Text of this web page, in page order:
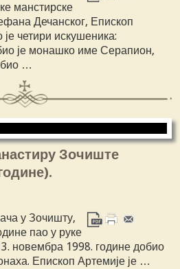
манстирске
Дечанског, Епископ
четири искушеника:
је монашко име Серапион,
…
Зочиште
у Зочишту,
пао у руке
новембра 1998. године добио
Епископ Артемије је …